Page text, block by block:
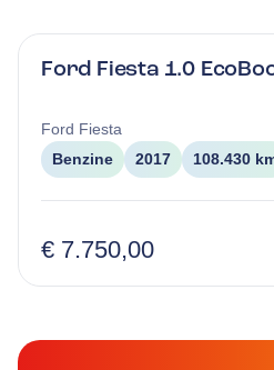
Ford Fiesta 1.0
Ford Fiesta
Benzine
2017 108.430
€ 7.750,00